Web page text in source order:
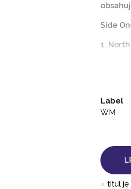
Side
1.
4. Dark
1.
2. Old
Label
WM
● titul je